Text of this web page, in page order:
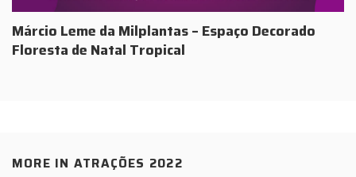
Márcio Leme da Milplantas – Espaço Decorado
Floresta de Natal Tropical
MORE IN ATRAÇÕES 2022